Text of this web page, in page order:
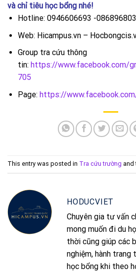
và chỉ tiêu học bổng nhé!
Hotline: 0946606693 -
Web: Hicampus.vn –
Group tra cứu thông
tin: https://www.facebook.com/
705
Page: https://
This entry was posted in Tra cứu trường and
HODUCVIET
Chuyên gia tư vấn
mong muốn đi du
thời cũng giúp các
nghiệm, hành
học bổng khi theo